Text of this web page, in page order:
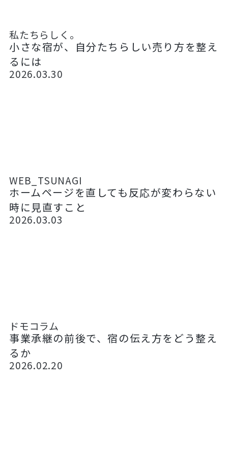
私たちらしく。
小さな宿が、自分たちらしい売り方を整え
るには
2026.03.30
WEB_TSUNAGI
ホームページを直しても反応が変わらない
時に見直すこと
2026.03.03
ドモコラム
事業承継の前後で、宿の伝え方をどう整え
るか
2026.02.20